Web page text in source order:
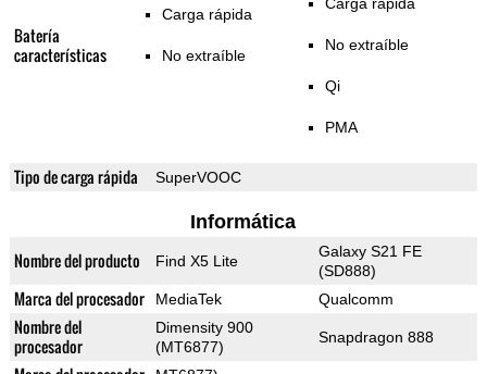
Batería
características
Carga rápida
No extraíble
No extraíble
Qi
PMA
Tipo de carga rápida SuperVOOC
Informática
Nombre del producto Find X5 Lite
Galaxy S21 FE
(SD888)
Marca del procesador MediaTek Qualcomm
Nombre del
procesador
Dimensity 900
(MT6877)
Snapdragon 888